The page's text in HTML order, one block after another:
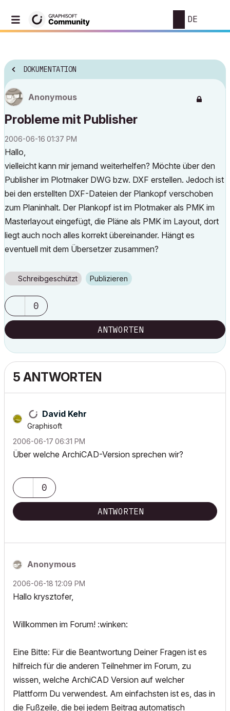
DE
DOKUMENTATION
Anonymous
Probleme mit Publisher
‎2006-06-16 01:37 PM
Hallo,
vielleicht kann mir jemand weiterhelfen? Möchte über den
Publisher im Plotmaker DWG bzw. DXF erstellen. Jedoch ist
bei den erstellten DXF-Dateien der Plankopf verschoben
zum Planinhalt. Der Plankopf ist im Plotmaker als PMK im
Masterlayout eingefügt, die Pläne als PMK im Layout, dort
liegt auch noch alles korrekt übereinander. Hängt es
eventuell mit dem Übersetzer zusammen?
Schreibgeschützt Publizieren
0
ANTWORTEN
5 ANTWORTEN
David Kehr
Graphisoft
‎2006-06-17 06:31 PM
Über welche ArchiCAD-Version sprechen wir?
0
ANTWORTEN
Anonymous
‎2006-06-18 12:09 PM
Hallo krysztofer,
Willkommen im Forum! :winken:
Eine Bitte: Für die Beantwortung Deiner Fragen ist es
hilfreich für die anderen Teilnehmer im Forum, zu
wissen, welche ArchiCAD Version auf welcher
Plattform Du verwendest. Am einfachsten ist es, das in
die Fußzeile, die bei jedem Beitrag automatisch